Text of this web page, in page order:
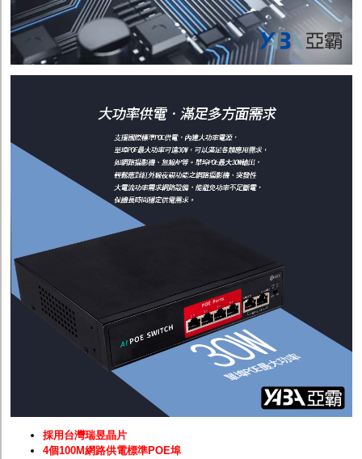
採用台灣瑞昱晶片
4個100M網路供電標準POE埠